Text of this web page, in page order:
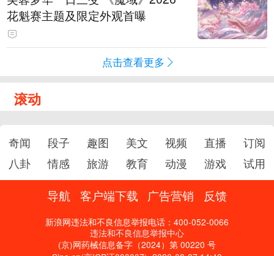
花魁赛主题及限定外观首曝
点击查看更多
滚动
奇闻 段子 趣图 美文 视频 直播
订阅
八卦
情感 旅游 教育 动漫 游戏 试用
导航 客户端下载 广告营销 反馈
新浪网违法和不良信息举报电话：400-052-0066
违法和不良信息举报中心
(京)网药械信息备字（2024）第 00220 号